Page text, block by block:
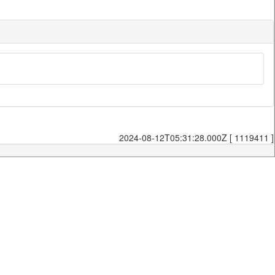
2024-08-12T05:31:28.000Z [ 1119411 ]